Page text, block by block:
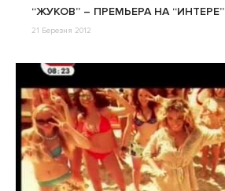
“ЖУКОВ” – ПРЕМЬЕРА НА “ИНТЕРЕ”
21 Березня 2012